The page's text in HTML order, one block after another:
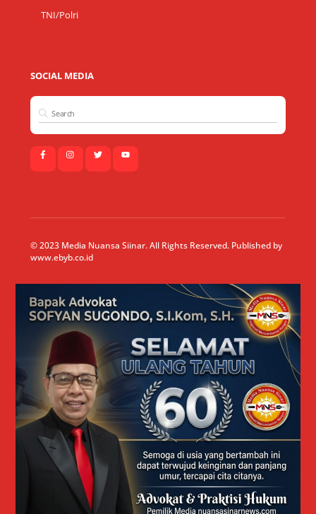
TNI/Polri
SOCIAL MEDIA
© 2023 Media Nuansa Siinar. All Rights Reserved. Published by
www.ebyb.co.id